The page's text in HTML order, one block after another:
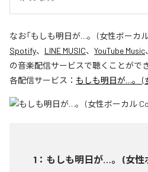
なお「もしも明日が…。 (女性ボーカ
Spotify、 LINE MUSIC、 YouTube Music、
の音楽配信サービスで聴くことができ
各配信サービス： もしも明日が…。 (
1 ： もしも明日が…。 (女性